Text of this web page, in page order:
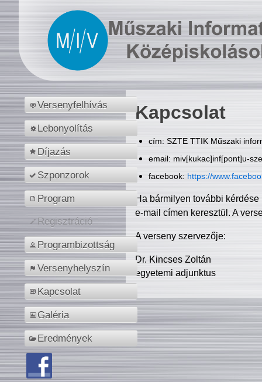
Versenyfelhívás
Lebonyolítás
Díjazás
Szponzorok
Program
Regisztráció
Programbizottság
Versenyhelyszín
Kapcsolat
Galéria
Eredmények
Kapcsolat
cím: SZTE TTIK Műszaki
email: miv[kukac]inf[pont]u-
facebook: https://
Ha bármilyen további
e-mail címen keresztül. A
A verseny szervezője:
Dr. Kincses Zoltán
egyetemi adjunktus